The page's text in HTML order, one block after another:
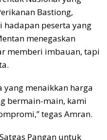
Bastiong,
hadapan peserta yang
menegaskan
memberi imbauan, tapi
yang menaikkan harga
bermain-main, kami
tegas Amran.
Pangan untuk